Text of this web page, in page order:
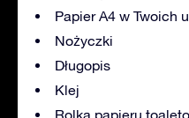
Papier A4 w Twoich
Nożyczki
Długopis
Klej
Rolka papieru